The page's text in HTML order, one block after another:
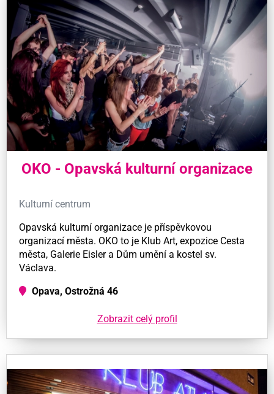
OKO - Opavská kulturní organizace
Kulturní centrum
Opavská kulturní organizace je příspěvkovou
organizací města. OKO to je Klub Art, expozice Cesta
města, Galerie Eisler a Dům umění a kostel sv.
Václava.
Opava, Ostrožná 46
Zobrazit celý profil